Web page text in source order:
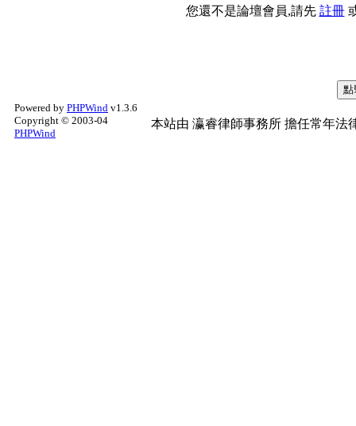
您還不是論壇會員,請先 註冊
Powered by PHPWind v1.3.6
Copyright © 2003-04
PHPWind
本站由 瀛睿律師事務所 擔任常年法